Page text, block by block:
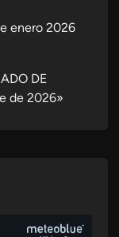
enero 2026
DE
de 2026»